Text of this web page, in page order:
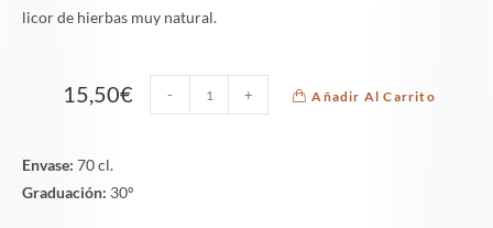
licor de hierbas muy natural.
15,50€ - + Añadir Al Carrito
Envase: 70 cl.
Graduación: 30º